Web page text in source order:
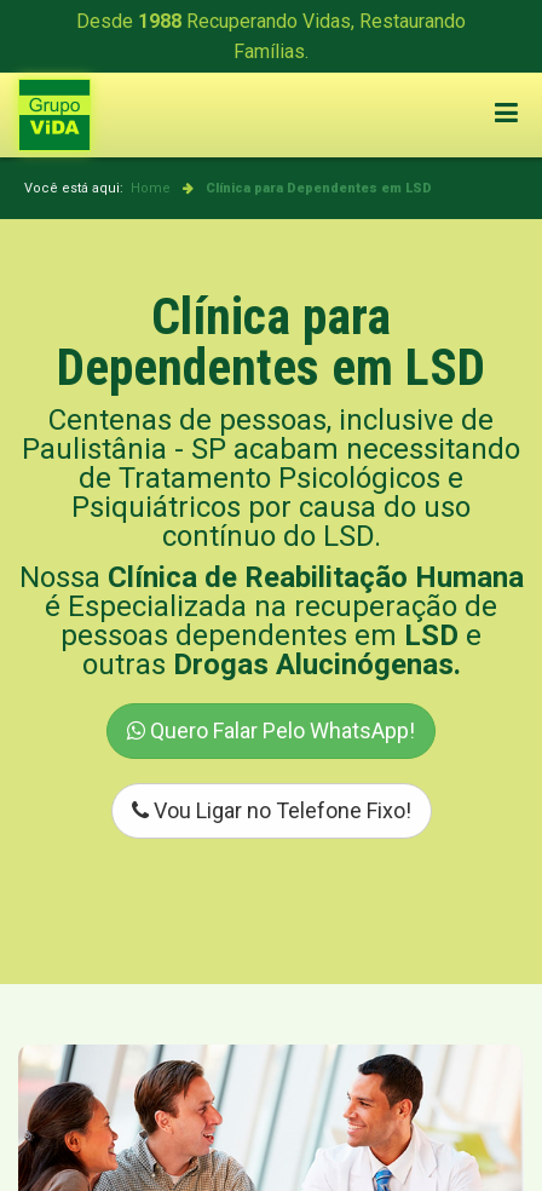
Desde 1988 Recuperando Vidas, Restaurando
Famílias.
Você está aqui: Home Clínica para Dependentes em LSD
Clínica para
Dependentes em LSD
Centenas de pessoas, inclusive de
Paulistânia - SP acabam necessitando
de Tratamento Psicológicos e
Psiquiátricos por causa do uso
contínuo do LSD.
Nossa Clínica de Reabilitação Humana
é Especializada na recuperação de
pessoas dependentes em LSD e
outras Drogas Alucinógenas.
Quero Falar Pelo WhatsApp!
Vou Ligar no Telefone Fixo!